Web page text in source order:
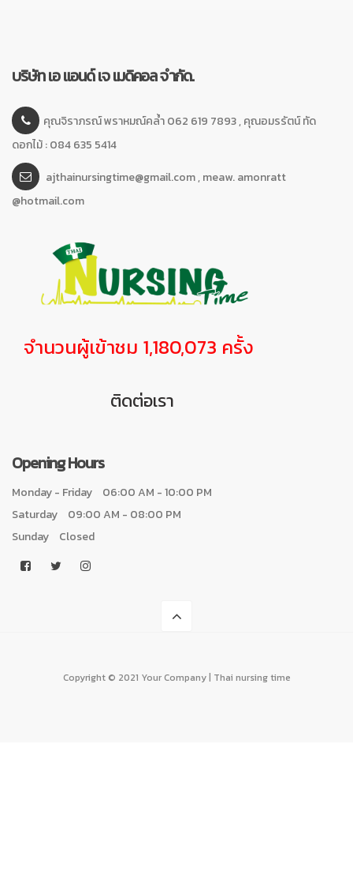
บริษัท เอ แอนด์ เจ เมดิคอล จำกัด.
คุณจิราภรณ์ พราหมณ์คล้ำ 062 619 7893 , คุณอมรรัตน์ ทัด
ดอกไม้ : 084 635 5414
ajthainursingtime@gmail.com , meaw. amonratt
@hotmail.com
จำนวนผู้เข้าชม 1,180,073 ครั้ง
ติดต่อเรา
Opening Hours
Monday - Friday
06:00 AM - 10:00 PM
Saturday
09:00 AM - 08:00 PM
Sunday
Closed
Copyright © 2021 Your Company | Thai nursing time